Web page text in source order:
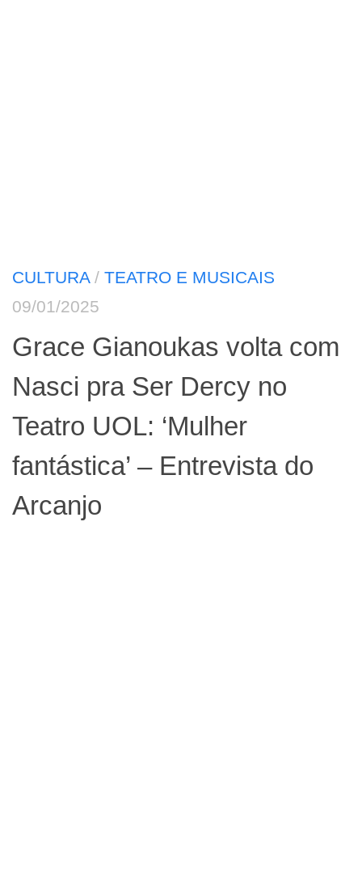
CULTURA/ TEATRO E MUSICAIS
09/01/2025
Grace Gianoukas volta com
Nasci pra Ser Dercy no
Teatro UOL: ‘Mulher
fantástica’ – Entrevista do
Arcanjo